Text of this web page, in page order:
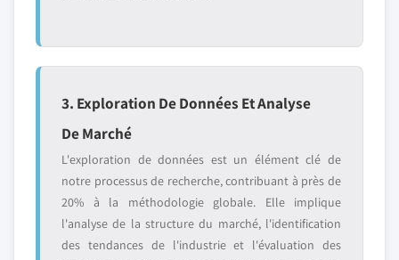
3. Exploration De Données Et Analyse
De Marché
L'exploration de données est un élément clé de
notre processus de recherche, contribuant à près de
20% à la méthodologie globale. Elle implique
l'analyse de la structure du marché, l'identification
des tendances de l'industrie et l'évaluation des